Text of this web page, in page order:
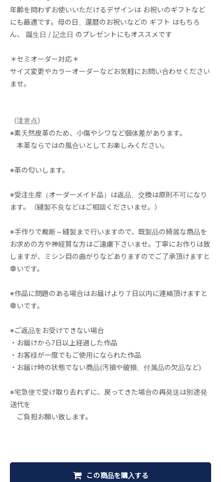
年齢を問わずお使いいただけるデザインは お祝いのギフトなど
にも最適です。母の日、還暦のお祝いなどの ギフト はもちろ
ん、 誕生日 / 記念日 のプレゼントにもオススメです
＊セミオーダー対応＊
サイズ変更やカラーオーダーなどお気軽にお問い合わせください
ませ。
（注意点）
※素天然皮革のため、小傷やシワなど個体差があります。
本革ならではの風合いとしてお楽しみください。
※革の匂いします。
※受注生産（オーダーメイド品）は返品、交換は原則不可になり
ます。（縫製不良などはご相談くださいませ。）
※手作りで裁断～縫製まで行いますので、既製品の綺麗な商品を
お求めの方や神経質な方はご遠慮下さいませ。丁寧にお作りは致
しますが、ミシン目の曲がりなどありますのでご了承頂けますと
幸いです。
※作品に問題のある場合はお届けより７日以内に連絡頂けますと
幸いです。
※ご返品をお受けできない場合
・お届けから7日以上経過した作品
・お客様が一度でもご使用になられた作品
・お届け時の状態でない商品(汚損や破損、付属品の欠品など)
※宅急便で受け取り去れずに、戻ってきた場合の再発送は別途発
送代を
ご負担お願い致します。
この商品を購入する